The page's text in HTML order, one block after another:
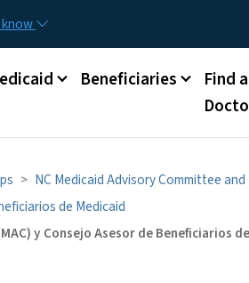
Beneficiaries
Find a
NC Medicaid Advisory Committee
de Medicaid
y Consejo Asesor de Beneficiarios